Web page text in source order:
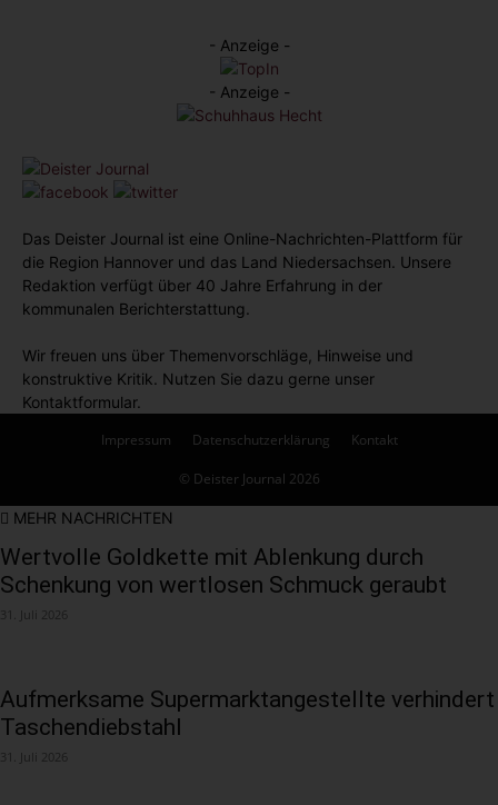
- Anzeige -
- Anzeige -
Das Deister Journal ist eine Online-Nachrichten-Plattform für
die Region Hannover und das Land Niedersachsen. Unsere
Redaktion verfügt über 40 Jahre Erfahrung in der
kommunalen Berichterstattung.
Wir freuen uns über Themenvorschläge, Hinweise und
konstruktive Kritik. Nutzen Sie dazu gerne unser
Kontaktformular.
Impressum
Datenschutzerklärung Kontakt
© Deister Journal 2026
MEHR NACHRICHTEN
Wertvolle Goldkette mit Ablenkung durch
Schenkung von wertlosen Schmuck geraubt
31. Juli 2026
Aufmerksame Supermarktangestellte verhindert
Taschendiebstahl
31. Juli 2026